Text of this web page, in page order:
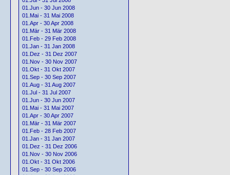
01.Jun - 30 Jun 2008
01.Mai - 31 Mai 2008
01.Apr - 30 Apr 2008
01.Mär - 31 Mär 2008
01.Feb - 29 Feb 2008
01.Jan - 31 Jan 2008
01.Dez - 31 Dez 2007
01.Nov - 30 Nov 2007
01.Okt - 31 Okt 2007
01.Sep - 30 Sep 2007
01.Aug - 31 Aug 2007
01.Jul - 31 Jul 2007
01.Jun - 30 Jun 2007
01.Mai - 31 Mai 2007
01.Apr - 30 Apr 2007
01.Mär - 31 Mär 2007
01.Feb - 28 Feb 2007
01.Jan - 31 Jan 2007
01.Dez - 31 Dez 2006
01.Nov - 30 Nov 2006
01.Okt - 31 Okt 2006
01.Sep - 30 Sep 2006